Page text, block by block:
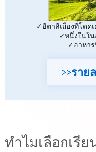
✓อีตาลีเมืองที่โดด
✓หนึ่งในใ
✓อาหา
>>ราย
ทำไมเลือกเรี